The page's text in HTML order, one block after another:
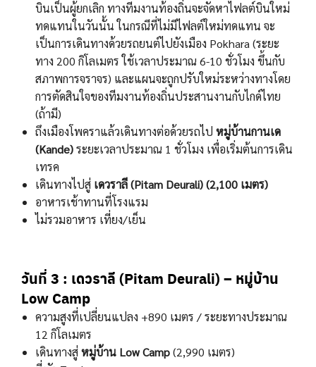
บินเป็นผู้ยกเลิก ทางทีมงานท้องถิ่นจะจัดหาไฟลต์บินใหม่
ทดแทนในวันนั้น ในกรณีที่ไม่มีไฟลต์ใหม่ทดแทน จะ
เป็นการเดินทางด้วยรถยนต์ไปยังเมือง Pokhara (ระยะ
ทาง 200 กิโลเมตร ใช้เวลาประมาณ 6-10 ชั่วโมง ขึ้นกับ
สภาพการจราจร) และแผนจะถูกปรับใหม่ระหว่างทางโดย
การตัดสินใจของทีมงานท้องถิ่นประสานงานกับไกด์ไทย
(ถ้ามี)
ถึงเมืองโพคราแล้วเดินทางต่อด้วยรถไป หมู่บ้านกานเด
(Kande)ระยะเวลาประมาณ 1 ชั่วโมง เพื่อเริ่มต้นการเดิน
เทรค
เดินทางไปสู่ เดวราลี (Pitam Deurali)(2,100 เมตร)
อาหารเช้าทานที่โรงแรม
ไม่รวมอาหาร เที่ยง/เย็น
วันที่ 3 : เดวราลี (Pitam Deurali) – หมู่บ้าน
Low Camp
ความสูงที่เปลี่ยนแปลง +890 เมตร / ระยะทางประมาณ
12 กิโลเมตร
เดินทางสู่หมู่บ้าน Low Camp(2,990 เมตร)